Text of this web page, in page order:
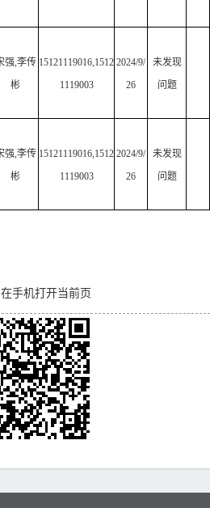
强,李传
彬
15121119016,1512
1119003
2024/9/
26
未发现
问题
强,李传
彬
15121119016,1512
1119003
2024/9/
26
未发现
问题
手机打开当前页